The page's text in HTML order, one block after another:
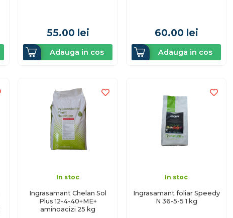
55.00 lei
Adauga in cos
60.00 lei
Adauga in cos
In stoc
Ingrasamant Chelan Sol
Plus 12-4-40+ME+
aminoacizi 25 kg
In stoc
Ingrasamant foliar Speedy
N 36-5-5 1 kg